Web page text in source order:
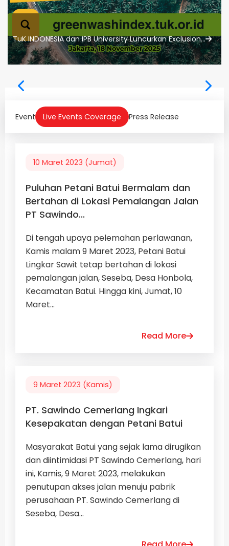
TuK INDONESIA dan IPB University Luncurkan Exclusion...
Event Live Events Coverage Press Release
10 Maret 2023 (Jumat)
Puluhan Petani Batui Bermalam dan
Bertahan di Lokasi Pemalangan Jalan
PT Sawindo...
Di tengah upaya pelemahan perlawanan,
Kamis malam 9 Maret 2023, Petani Batui
Lingkar Sawit tetap bertahan di lokasi
pemalangan jalan, Seseba, Desa Honbola,
Kecamatan Batui. Hingga kini, Jumat, 10
Maret...
Read More
9 Maret 2023 (Kamis)
PT. Sawindo Cemerlang Ingkari
Kesepakatan dengan Petani Batui
Masyarakat Batui yang sejak lama dirugikan
dan diintimidasi PT Sawindo Cemerlang, hari
ini, Kamis, 9 Maret 2023, melakukan
penutupan akses jalan menuju pabrik
perusahaan PT. Sawindo Cemerlang di
Seseba, Desa...